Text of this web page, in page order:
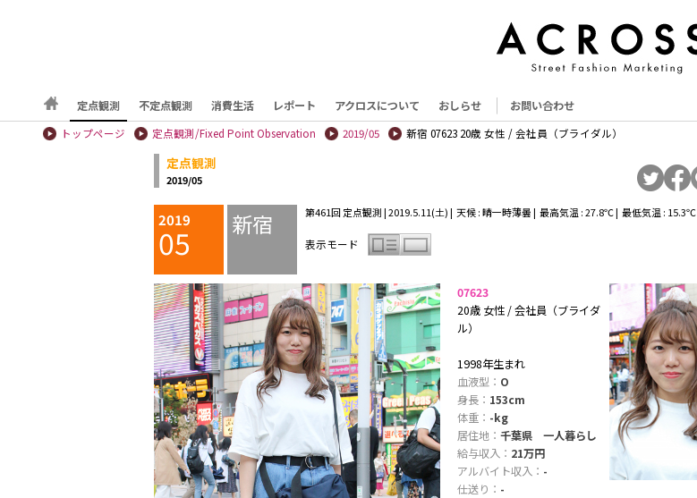
定点観測 不定点観測 消費生活 レポート アクロスについて おしらせ お問い合わせ
トップページ 定点観測/Fixed Point Observation 2019/05 新宿 07623 20歳 女性 / 会社員（ブライダル）
定点観測
2019/05
2019
05 新宿 第461回 定点観測 | 2019.5.11(土) | 天候 : 晴一時薄曇 | 最高気温 : 27.8℃ | 最低気温 : 15.3℃
表示モード
07623
20歳 女性 / 会社員（ブライダ
ル）
1998年生まれ
血液型： O
身長： 153cm
体重： -kg
居住地： 千葉県 一人暮らし
給与収入： 21万円
アルバイト収入： -
仕送り： -